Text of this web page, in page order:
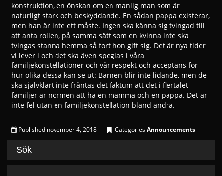
konstruktion, en önskan om en manlig man som är
naturligt stark och beskyddande. En sådan pappa existerar,
men han är inte ett måste. Ingen ska känna sig tvingad till
att anta rollen, på samma sätt som en kvinna inte ska
tvingas stanna hemma så fort hon gift sig. Det är nya tider
vi lever i och det ska även speglas i våra
familjekonstellationer och vår respekt och acceptans för
hur olika dessa kan se ut: Barnen blir inte lidande, men de
ska självklart inte fråntas det faktum att det i flertalet
familjer är normen att ha en mamma och en pappa. Det är
inte fel utan en familjekonstellation bland andra.
Published november 4, 2018 CategoriesAnnouncements
Sök